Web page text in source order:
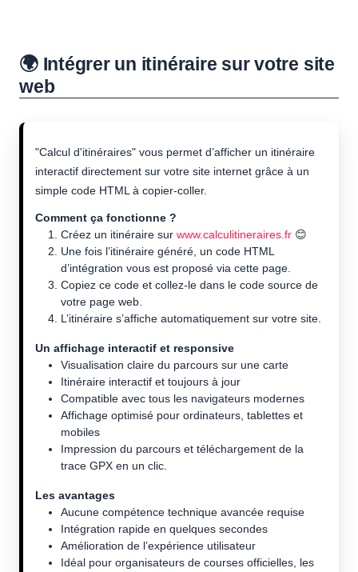
🌍 Intégrer un itinéraire sur votre site
web
"Calcul d'itinéraires" vous permet d’afficher un itinéraire
interactif directement sur votre site internet grâce à un
simple code HTML à copier-coller.
Comment ça fonctionne ?
Créez un itinéraire sur www.calculitineraires.fr 😊
Une fois l’itinéraire généré, un code HTML
d’intégration vous est proposé via cette page.
Copiez ce code et collez-le dans le code source de
votre page web.
L’itinéraire s’affiche automatiquement sur votre site.
Un affichage interactif et responsive
Visualisation claire du parcours sur une carte
Itinéraire interactif et toujours à jour
Compatible avec tous les navigateurs modernes
Affichage optimisé pour ordinateurs, tablettes et
mobiles
Impression du parcours et téléchargement de la
trace GPX en un clic.
Les avantages
Aucune compétence technique avancée requise
Intégration rapide en quelques secondes
Amélioration de l’expérience utilisateur
Idéal pour organisateurs de courses officielles, les